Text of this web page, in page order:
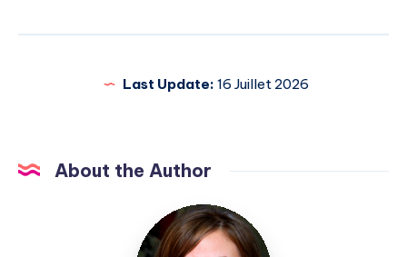
Last Update: 16 Juillet 2026
About the Author
Elise
Durant